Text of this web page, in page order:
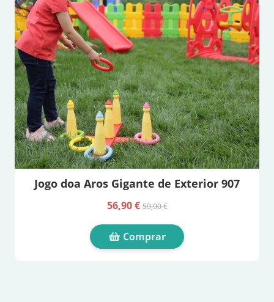
Jogo doa Aros Gigante de Exterior 907
56,90 €59,90 €
Comprar